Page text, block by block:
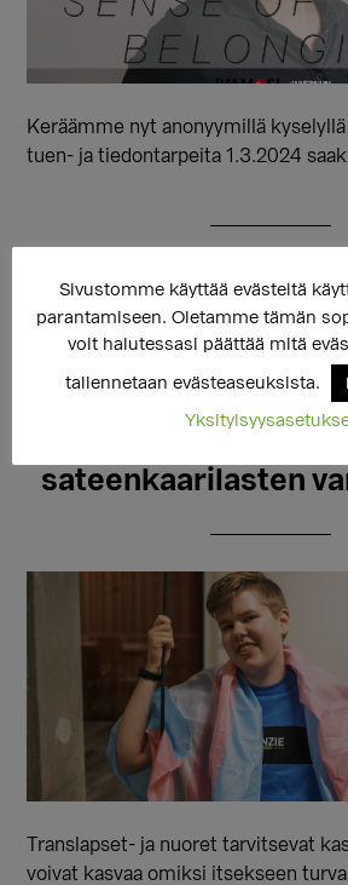
Keräämme nyt anonyymillä
tuen- ja tiedontarpeita 1.3.2024
14.11.2023
Mitä on kasvurauha?
sateenkaarilasten
Translapset- ja nuoret tarvitsevat
voivat kasvaa omiksi itsekseen
Sivustomme käyttää evästeitä
parantamiseen. Oletamme tämän
voit halutessasi päättää mitä
tallennetaan evästeaseuksista.